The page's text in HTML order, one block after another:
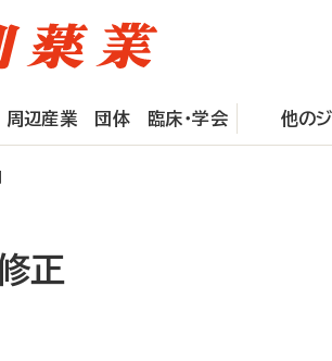
周辺産業 団体 臨床・学会 他の
正